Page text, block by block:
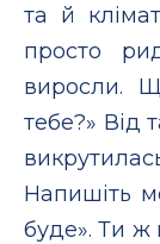
та й
просто
виросли.
тебе?» Від
Напишіть
буде». Ти ж